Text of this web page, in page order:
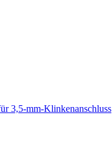
3,5-mm-Klinkenanschluss